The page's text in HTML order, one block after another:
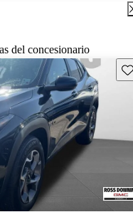
del concesionario